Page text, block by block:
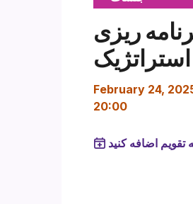
ریزی
استراتژیک
February 24,
20:00
تقویم اضافه کنید